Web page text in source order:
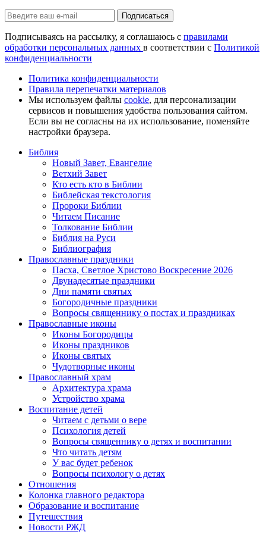
Подписаться
Подписываясь на рассылку, я соглашаюсь с правилами
обработки персональных данных в соответствии с Политикой
конфиденциальности
Политика конфиденциальности
Правила перепечатки материалов
Мы используем файлы cookie, для персонализации
сервисов и повышения удобства пользования сайтом.
Если вы не согласны на их использование, поменяйте
настройки браузера.
Библия
Новый Завет, Евангелие
Ветхий Завет
Кто есть кто в Библии
Библейская текстология
Пророки Библии
Читаем Писание
Толкование Библии
Библия на Руси
Библиография
Православные праздники
Пасха, Светлое Христово Воскресение 2026
Двунадесятые праздники
Дни памяти святых
Богородичные праздники
Вопросы священнику о постах и праздниках
Православные иконы
Иконы Богородицы
Иконы праздников
Иконы святых
Чудотворные иконы
Православный храм
Архитектура храма
Устройство храма
Воспитание детей
Читаем с детьми о вере
Психология детей
Вопросы священнику о детях и воспитании
Что читать детям
У вас будет ребенок
Вопросы психологу о детях
Отношения
Колонка главного редактора
Образование и воспитание
Путешествия
Новости РЖД